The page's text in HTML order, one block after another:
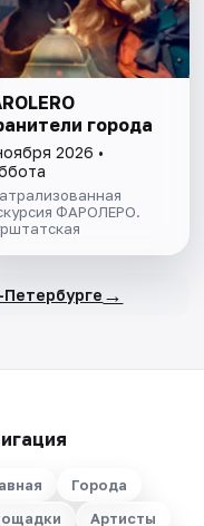
города
2026 •
ФАРОЛЕРО.
→
Города
Артисты